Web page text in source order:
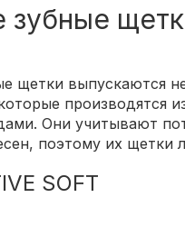
щетки выпускаются
производятся
Они учитывают
поэтому их щетки
SOFT